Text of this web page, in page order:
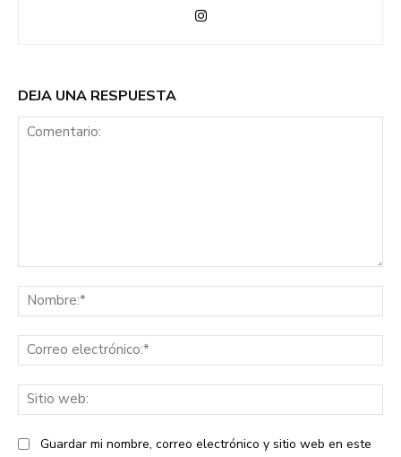
DEJA UNA RESPUESTA
Guardar mi nombre, correo electrónico y sitio web en este